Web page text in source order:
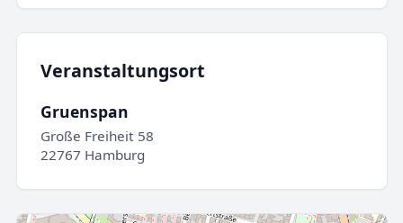
Veranstaltungsort
Gruenspan
Große Freiheit 58
22767 Hamburg